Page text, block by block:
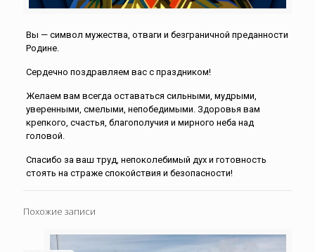
Вы — символ мужества, отваги и безграничной преданности
Родине.
Сердечно поздравляем вас с праздником!
Желаем вам всегда оставаться сильными, мудрыми,
уверенными, смелыми, непобедимыми. Здоровья вам
крепкого, счастья, благополучия и мирного неба над
головой.
Спасибо за ваш труд, непоколебимый дух и готовность
стоять на страже спокойствия и безопасности!
Похожие записи